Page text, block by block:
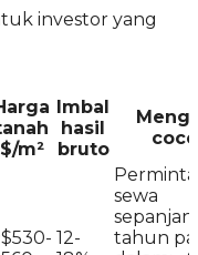
investor yang
$/m²
Imbal
hasil
bruto
12-
sewa
tahun